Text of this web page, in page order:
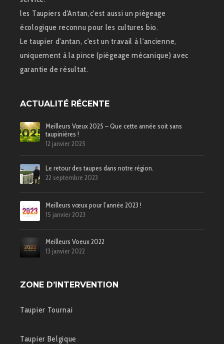
les Taupiers d'Antan,c'est aussi un piégeage
écologique reconnu pour les cultures bio.
Le taupier d'antan, c'est un travail à l'ancienne,
uniquement à la pince (piégeage mécanique) avec
garantie de résultat.
ACTUALITÉ RÉCENTE
Meilleurs Vœux 2025 – Que cette année soit sans
taupinières !
12 janvier 2025
Le retour des taupes dans notre région.
22 septembre 2023
Meilleurs vœux pour l’année 2023 !
15 janvier 2023
Meilleurs Voeux 2022
13 janvier 2022
ZONE D’INTERVENTION
Taupier Tournai
Taupier Belgique